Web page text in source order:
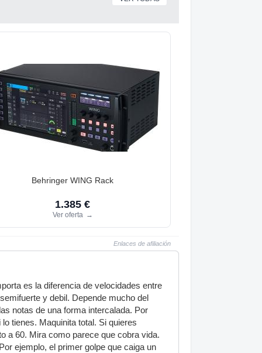
Behringer WING Rack
1.385 €
Ver oferta →
Enlaces de afiliación
es la diferencia de velocidades entre
y debil. Depende mucho del
notas de una forma intercalada. Por
tienes. Maquinita total. Si quieres
a 60. Mira como parece que cobra vida.
ejemplo, el primer golpe que caiga un